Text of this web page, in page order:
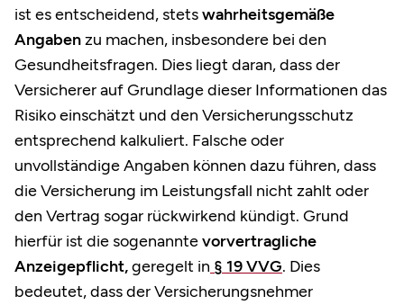
ist es entscheidend, stetswahrheitsgemäße
Angabenzu machen, insbesondere bei den
Gesundheitsfragen. Dies liegt daran, dass der
Versicherer auf Grundlage dieser Informationen das
Risiko einschätzt und den Versicherungsschutz
entsprechend kalkuliert. Falsche oder
unvollständige Angaben können dazu führen, dass
die Versicherung im Leistungsfall nicht zahlt oder
den Vertrag sogar rückwirkend kündigt. Grund
hierfür ist die sogenanntevorvertragliche
Anzeigepflicht,geregelt in § 19 VVG. Dies
bedeutet, dass der Versicherungsnehmer